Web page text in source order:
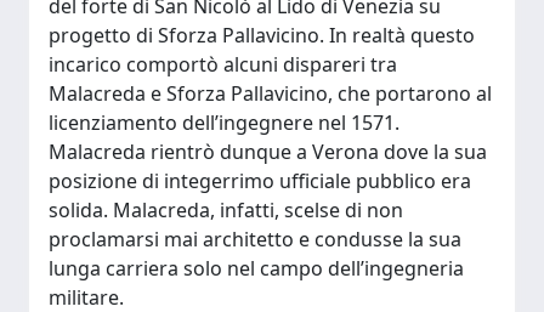
del forte di San Nicolò al Lido di Venezia su
progetto di Sforza Pallavicino. In realtà questo
incarico comportò alcuni dispareri tra
Malacreda e Sforza Pallavicino, che portarono al
licenziamento dell’ingegnere nel 1571.
Malacreda rientrò dunque a Verona dove la sua
posizione di integerrimo ufficiale pubblico era
solida. Malacreda, infatti, scelse di non
proclamarsi mai architetto e condusse la sua
lunga carriera solo nel campo dell’ingegneria
militare.